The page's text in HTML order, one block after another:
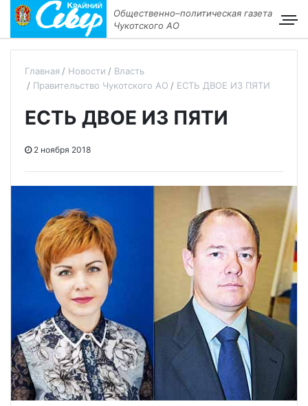
Общественно–политическая газета
Чукотского АО
Главная Новости
Власть
Правительство Чукотского АО
ЕСТЬ ДВОЕ ИЗ ПЯТИ
ЕСТЬ ДВОЕ ИЗ ПЯТИ
2 ноября 2018